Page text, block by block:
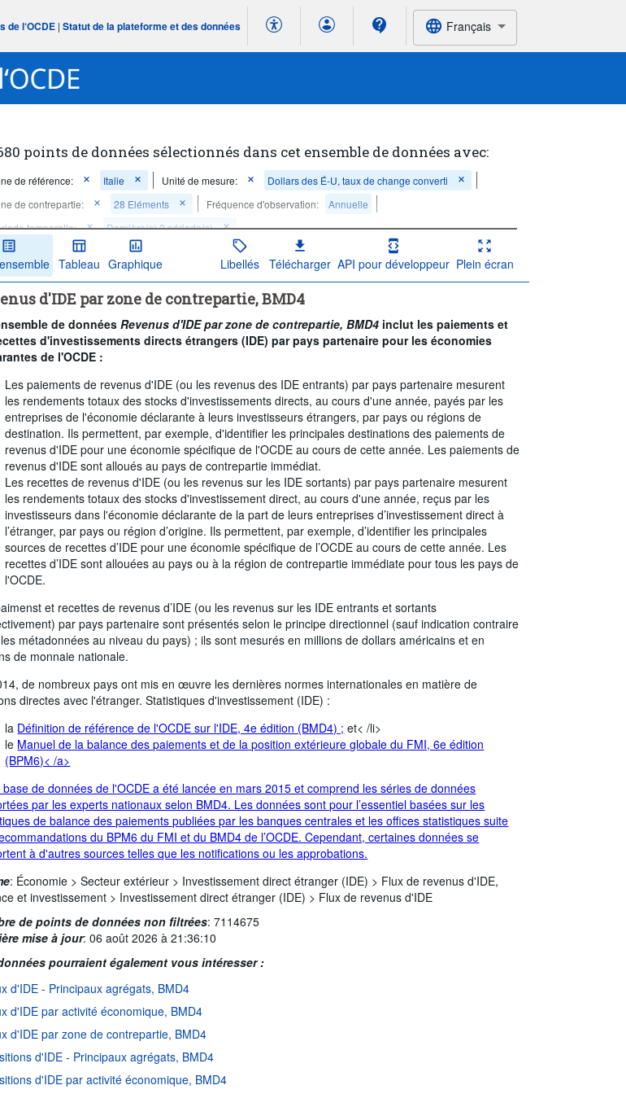
de l‘OCDE |Statut de la plateforme et des données Français
points de données sélectionnés dans cet ensemble de données avec:
de référence: Italie Unité de mesure:
Dollars des É-U, taux de change converti
de contrepartie:
28 Eléments Fréquence d'observation:
Annuelle
temporelle:
Dernière(s) 2 période(s)
tout
Tableau Graphique Libellés Télécharger API pour développeur Plein écran
d'IDE par zone de contrepartie, BMD4
de donnéesRevenus d'IDE par zone de contrepartie, BMD4 inclut les paiements et
d'investissements directs étrangers (IDE) par pays partenaire pour les économies
de l'OCDE :
Les paiements de revenus d'IDE (ou les revenus des IDE entrants) par pays partenaire mesurent
les rendements totaux des stocks d'investissements directs, au cours d'une année, payés par les
entreprises de l'économie déclarante à leurs investisseurs étrangers, par pays ou régions de
destination. Ils permettent, par exemple, d'identifier les principales destinations des paiements de
revenus d'IDE pour une économie spécifique de l'OCDE au cours de cette année. Les paiements de
revenus d'IDE sont alloués au pays de contrepartie immédiat.
Les recettes de revenus d'IDE (ou les revenus sur les IDE sortants) par pays partenaire mesurent
les rendements totaux des stocks d'investissement direct, au cours d'une année, reçus par les
investisseurs dans l'économie déclarante de la part de leurs entreprises d’investissement direct à
l’étranger, par pays ou région d’origine. Ils permettent, par exemple, d’identifier les principales
sources de recettes d’IDE pour une économie spécifique de l’OCDE au cours de cette année. Les
recettes d’IDE sont allouées au pays ou à la région de contrepartie immédiate pour tous les pays de
l'OCDE.
et recettes de revenus d’IDE (ou les revenus sur les IDE entrants et sortants
par pays partenaire sont présentés selon le principe directionnel (sauf indication contraire
métadonnées au niveau du pays) ; ils sont mesurés en millions de dollars américains et en
de monnaie nationale.
de nombreux pays ont mis en œuvre les dernières normes internationales en matière de
directes avec l'étranger. Statistiques d'investissement (IDE) :
la Définition de référence de l'OCDE sur l'IDE, 4e édition (BMD4) ; et< /li>
le Manuel de la balance des paiements et de la position extérieure globale du FMI, 6e édition
(BPM6)< /a>
base de données de l'OCDE a été lancée en mars 2015 et comprend les séries de données
par les experts nationaux selon BMD4. Les données sont pour l’essentiel basées sur les
de balance des paiements publiées par les banques centrales et les offices statistiques suite
du BPM6 du FMI et du BMD4 de l’OCDE. Cependant, certaines données se
à d'autres sources telles que les notifications ou les approbations.
: Économie >Secteur extérieur > Investissement direct étranger (IDE) > Flux de revenus d'IDE,
et investissement > Investissement direct étranger (IDE) > Flux de revenus d'IDE
de points de données non filtrées:7114675
mise à jour:06 août 2026 à 21:36:10
pourraient également vous intéresser :
d'IDE - Principaux agrégats, BMD4
d'IDE par activité économique, BMD4
d'IDE par zone de contrepartie, BMD4
d'IDE - Principaux agrégats, BMD4
d'IDE par activité économique, BMD4